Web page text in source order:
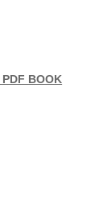
BOOK